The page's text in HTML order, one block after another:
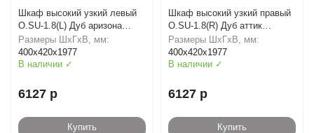
Шкаф высокий узкий левый
O.SU-1.8(L) Дуб аризона
(ШхГхВ) 400х420х1977
Размеры ШхГхВ, мм:
400х420х1977
В наличии ✓
6127 р
Купить
Шкаф высокий узкий правый
O.SU-1.8(R) Дуб аттик
(ШхГхВ) 400х420х1977
Размеры ШхГхВ, мм:
400х420х1977
В наличии ✓
6127 р
Купить